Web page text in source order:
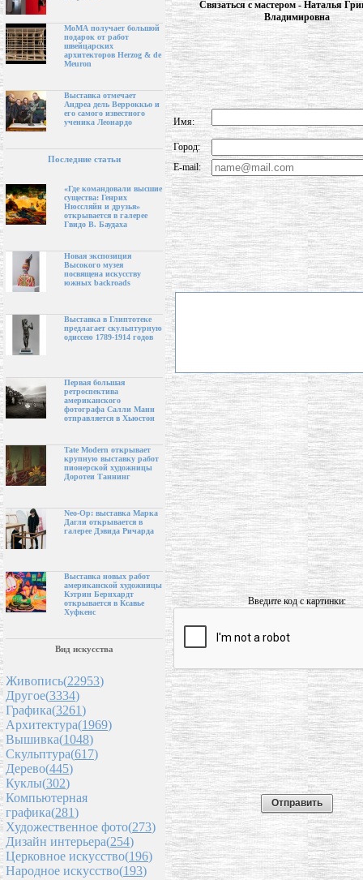
МоМА получает большой
подарок от работ
швейцарских
архитекторов Herzog & de
Meuron
Выставка отмечает
Андреа дель Верроккьо и
его самого известного
ученика Леонардо
Последние статьи
«Где командовали высшие
существа: Генрих
Нюссляйн и друзья»
открывается в галерее
Гвидо В. Баудаха
Новая экспозиция
Высокого музея
посвящена искусству
южных backroads
Выставка в Глиптотеке
предлагает скульптурную
одиссею 1789-1914 годов
Первая большая
ретроспектива
американского
фотографа Салли Манн
отправляется в Хьюстон
Tate Modern открывает
крупную выставку работ
пионерской художницы
Доротеи Таннинг
Neo-Op: выставка Марка
Дагли открывается в
галерее Дэвида Ричарда
Выставка новых работ
американской художницы
Кэтрин Бернхардт
открывается в Ксавье
Хуфкенс
Вид искусства
Живопись(22953)
Другое(3334)
Графика(3261)
Архитектура(1969)
Вышивка(1048)
Скульптура(617)
Дерево(445)
Куклы(302)
Компьютерная
графика(281)
Художественное фото(273)
Дизайн интерьера(254)
Церковное искусство(196)
Народное искусство(193)
Связаться с мастером - Наталья
Владимировна
Имя:
Город:
E-mail:
Введите код с картинки: